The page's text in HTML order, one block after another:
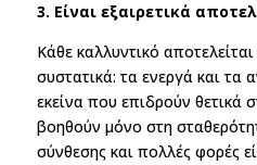
3. Είναι εξαιρετικά
Κάθε καλλυντικό
συστατικά: τα ενεργά και τα
εκείνα που επιδρούν θετικά
βοηθούν μόνο στη
σύνθεσης και πολλές φορές